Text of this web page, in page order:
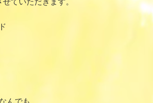
んでも